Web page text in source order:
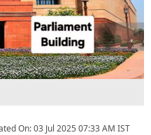
On:03 Jul 2025 07:33 AM IST